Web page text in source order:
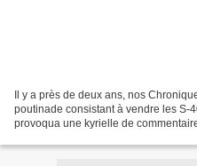
Il y a près de deux ans, nos
poutinade consistant à vendre les S-
provoqua une kyrielle de